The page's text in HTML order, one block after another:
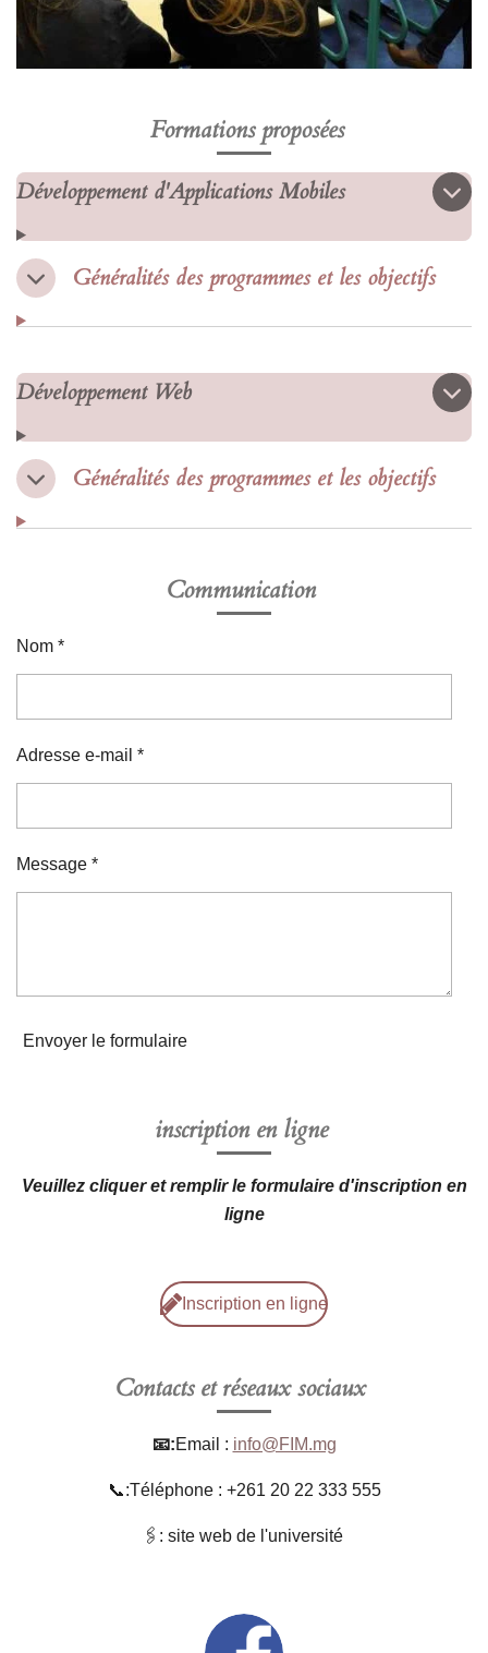
Formations proposées
Développement d'Applications Mobiles
Généralités des programmes et les objectifs
Développement Web
Généralités des programmes et les objectifs
Communication
Nom *
Adresse e-mail *
Message *
Envoyer le formulaire
inscription en ligne
Veuillez cliquer et remplir le formulaire d'inscription en
ligne
Inscription en ligne
Contacts et réseaux sociaux
📧:Email : info@FIM.mg
📞:Téléphone : +261 20 22 333 555
🖇: site web de l'université